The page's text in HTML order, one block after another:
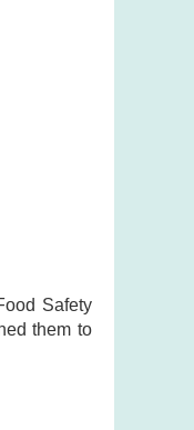
Safety
them to